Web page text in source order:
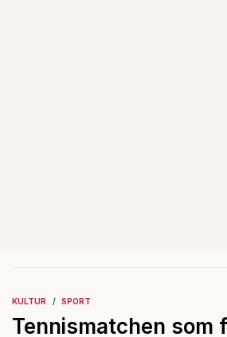
KULTUR SPORT
Tennismatchen som